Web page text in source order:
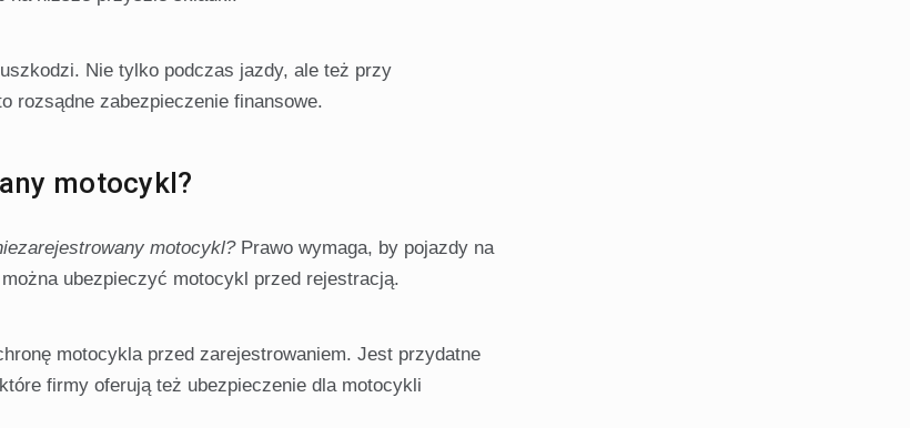
Nie tylko podczas jazdy, ale też przy
rozsądne zabezpieczenie finansowe.
motocykl?
motocykl?Prawo wymaga, by pojazdy na
ubezpieczyć motocykl przed rejestracją.
motocykla przed zarejestrowaniem. Jest przydatne
firmy oferują też ubezpieczenie dla motocykli